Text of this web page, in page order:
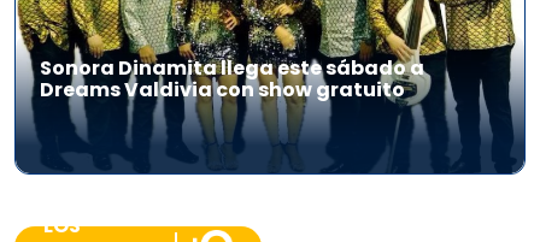
Sonora Dinamita llega este sábado a
Dreams Valdivia con show gratuito
LOS